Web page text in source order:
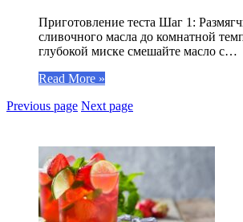
Приготовление теста Шаг 1:
сливочного масла до комнатной
глубокой миске смешайте масло с…
Read More »
Previous page Next page